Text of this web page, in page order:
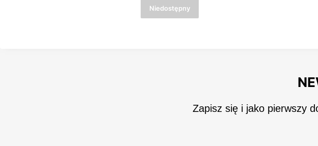
Niedostępny
Zapisz się i jako pierwszy